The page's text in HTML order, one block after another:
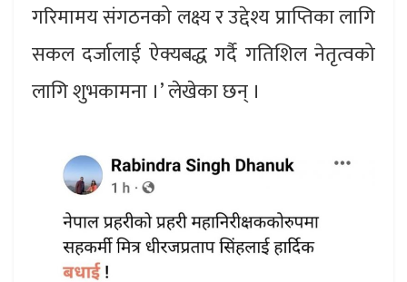
गरिमामय संगठनको लक्ष्य र उद्देश्य प्राप्तिका लागि
सकल दर्जालाई ऐक्यबद्ध गर्दै गतिशिल नेतृत्वको
लागि शुभकामना ।’ लेखेका छन् ।